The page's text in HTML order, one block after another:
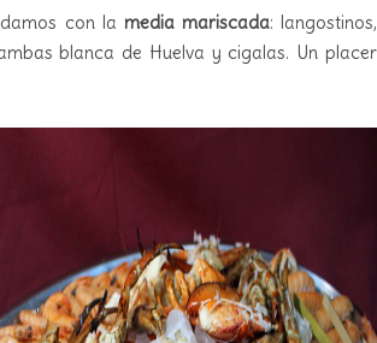
con la media mariscada: langostinos,
blanca de Huelva y cigalas. Un placer